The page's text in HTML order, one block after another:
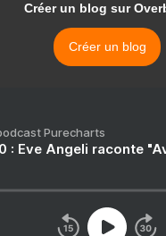
Créer un blog sur
Créer un blog
Purecharts
: Eve Angeli raconte